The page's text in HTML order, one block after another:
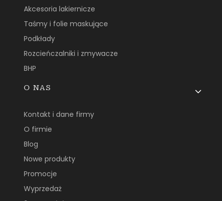
Akcesoria lakiernicze
Taśmy i folie maskujące
Podkłady
Rozcieńczalniki i zmywacze
BHP
O NAS
Kontakt i dane firmy
O firmie
Blog
Nowe produkty
Promocje
Wyprzedaż